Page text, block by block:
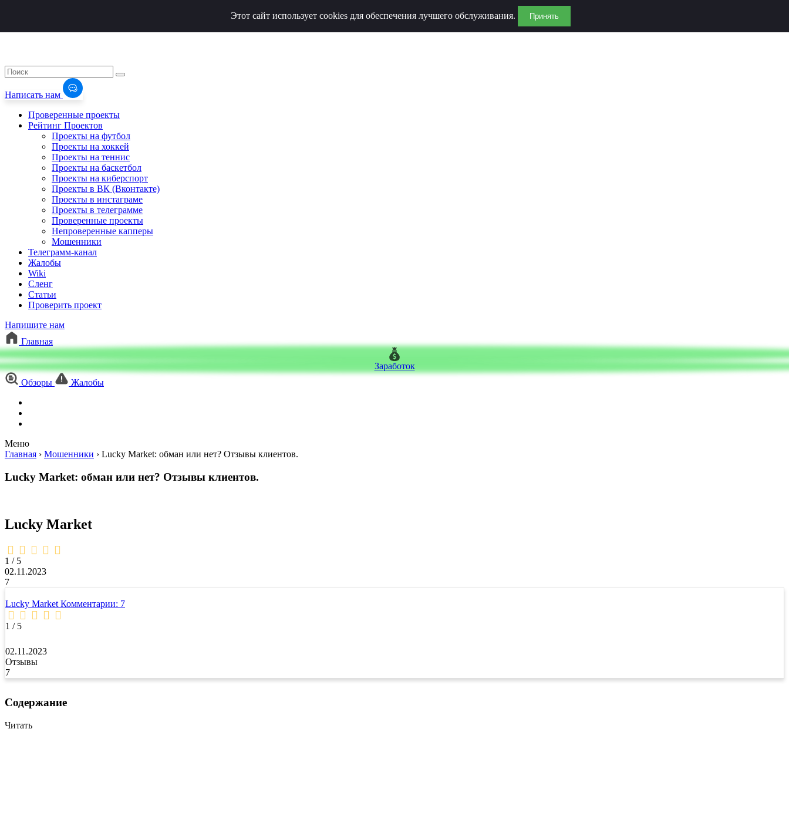
Написать нам
Проверенные проекты
Рейтинг Проектов
Проекты на футбол
Проекты на хоккей
Проекты на теннис
Проекты на баскетбол
Проекты на киберспорт
Проекты в ВК (Вконтакте)
Проекты в инстаграме
Проекты в телеграмме
Проверенные проекты
Непроверенные капперы
Мошенники
Телеграмм-канал
Жалобы
Wiki
Сленг
Статьи
Проверить проект
Напишите нам
Главная
Заработок
Обзоры
Жалобы
Меню
Этот сайт использует cookies для обеспечения лучшего обслуживания. Принять
Главная › Мошенники › Lucky Market: обман или нет? Отзывы клиентов.
Lucky Market: обман или нет? Отзывы клиентов.
Lucky Market
1,0
rating
1 / 5
02.11.2023
7
Lucky Market Комментарии: 7
1 / 5
02.11.2023
Отзывы
7
Содержание
Читать